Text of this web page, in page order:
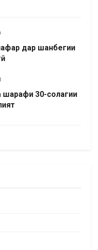
дар шанбегии
30-солагии